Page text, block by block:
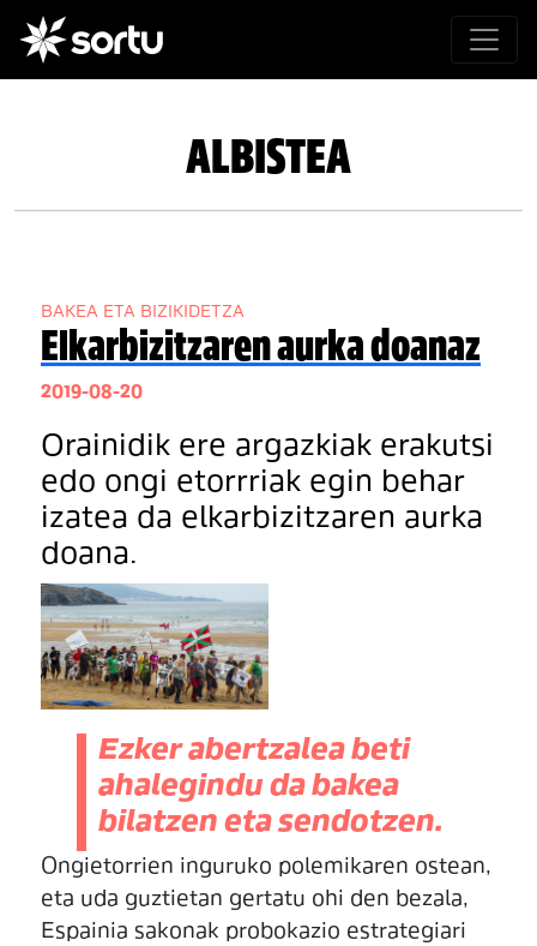
ALBISTEA
BAKEA ETA BIZIKIDETZA
Elkarbizitzaren aurka doanaz
2019-08-20
Orainidik ere argazkiak erakutsi
edo ongi etorrriak egin behar
izatea da elkarbizitzaren aurka
doana.
Ezker abertzalea beti
ahalegindu da bakea
bilatzen eta sendotzen.
Ongietorrien inguruko polemikaren ostean,
eta uda guztietan gertatu ohi den bezala,
Espainia sakonak probokazio estrategiari